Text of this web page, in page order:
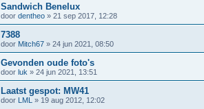
Sandwich Benelux
door dentheo » 21 sep 2017, 12:28
7388
door Mitch67 » 24 jun 2021, 08:50
Gevonden oude foto's
door luk » 24 jun 2021, 13:51
Laatst gespot: MW41
door LML » 19 aug 2012, 12:02